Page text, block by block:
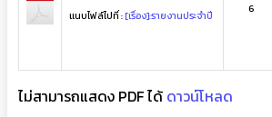
แนบไฟล์ไปที่ :[เรื่อง]:รายงานประจำปี
6
ไม่สามารถแสดง PDF ได้ ดาวน์โหลด